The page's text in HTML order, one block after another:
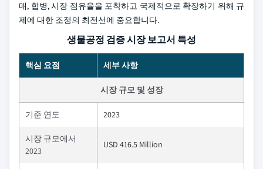
매, 합병, 시장 점유율을 포착하고 국제적으로 확장하기 위해 규
제에 대한 조정의 최전선에 중요합니다.
생물공정 검증 시장 보고서 특성
핵심 요점 세부 사항
시장 규모 및 성장
기준 연도 2023
시장 규모에서
2023
USD 416.5 Million